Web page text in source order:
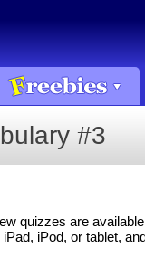
#3
quizzes are
iPod, or tablet,